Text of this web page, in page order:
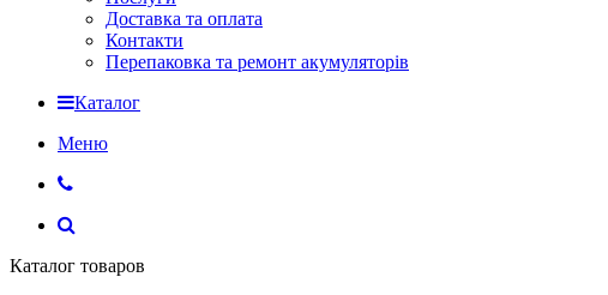
Доставка та оплата
Контакти
Перепаковка та ремонт акумуляторів
Каталог
Меню
Каталог товаров